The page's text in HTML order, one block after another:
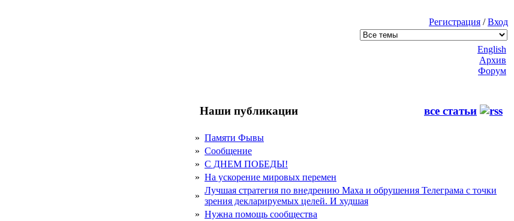
Регистрация /Вход
English
Архив
Форум
Наши публикации все статьи
» Памяти Фывы
» Сообщение
» С ДНЕМ ПОБЕДЫ!
» На ускорение мировых перемен
»
Лучшая стратегия по внедрению Маха и обрушения Телеграма с точки
зрения декларируемых целей. И худшая
» Нужна помощь сообщества